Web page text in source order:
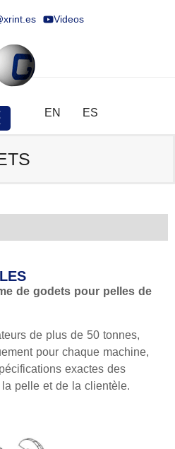
Videos
EN ES
de godets pour pelles de
de plus de 50 tonnes,
pour chaque machine,
exactes des
pelle et de la clientèle.